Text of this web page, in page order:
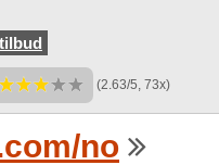
(2.63/5, 73x)
no